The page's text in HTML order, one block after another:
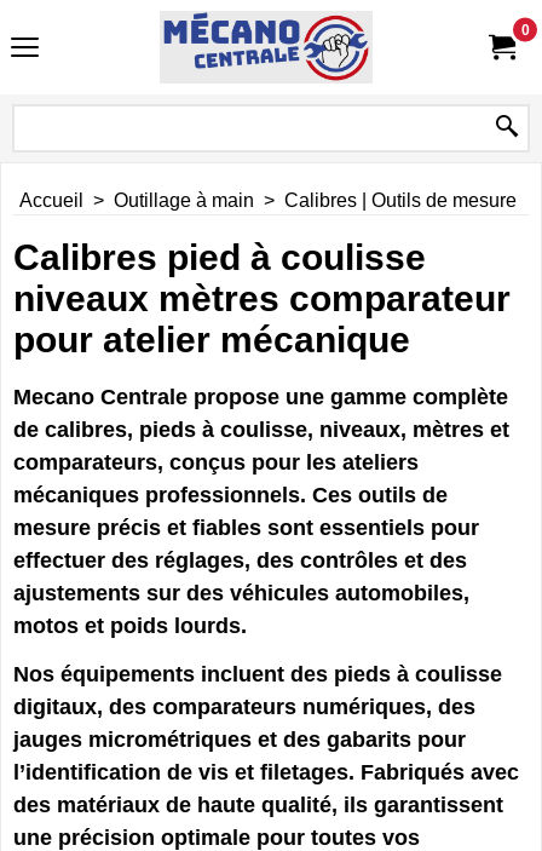
0
Accueil > Outillage à main > Calibres | Outils de mesure
Calibres pied à coulisse
niveaux mètres comparateur
pour atelier mécanique
Mecano Centrale propose une gamme complète
de calibres, pieds à coulisse, niveaux, mètres et
comparateurs, conçus pour les ateliers
mécaniques professionnels. Ces outils de
mesure précis et fiables sont essentiels pour
effectuer des réglages, des contrôles et des
ajustements sur des véhicules automobiles,
motos et poids lourds.
Nos équipements incluent des pieds à coulisse
digitaux, des comparateurs numériques, des
jauges micrométriques et des gabarits pour
l’identification de vis et filetages. Fabriqués avec
des matériaux de haute qualité, ils garantissent
une précision optimale pour toutes vos